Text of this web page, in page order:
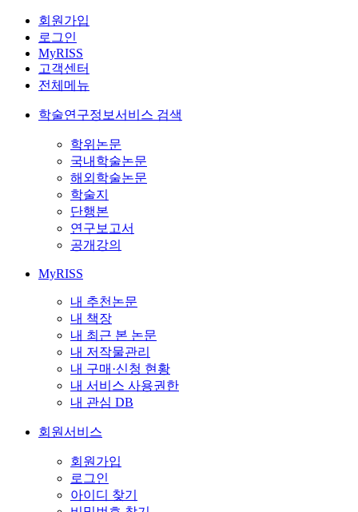
회원가입
로그인
MyRISS
고객센터
전체메뉴
학술연구정보서비스 검색
학위논문
국내학술논문
해외학술논문
학술지
단행본
연구보고서
공개강의
MyRISS
내 추천논문
내 책장
내 최근 본 논문
내 저작물관리
내 구매·신청 현황
내 서비스 사용권한
내 관심 DB
회원서비스
회원가입
로그인
아이디 찾기